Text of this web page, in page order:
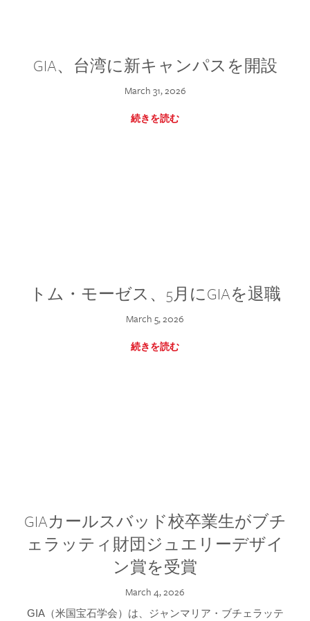
GIA、台湾に新キャンパスを開設
March 31, 2026
続きを読む
トム・モーゼス、5月にGIAを退職
March 5, 2026
続きを読む
GIAカールスバッド校卒業生がブチ
ェラッティ財団ジュエリーデザイ
ン賞を受賞
March 4, 2026
GIA（米国宝石学会）は、ジャンマリア・ブチェラッテ